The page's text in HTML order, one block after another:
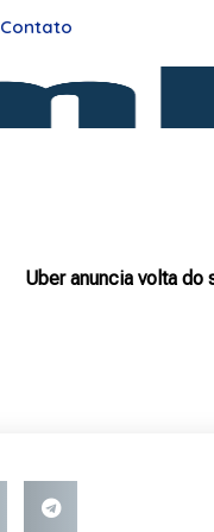
Contato
Uber anuncia volta do